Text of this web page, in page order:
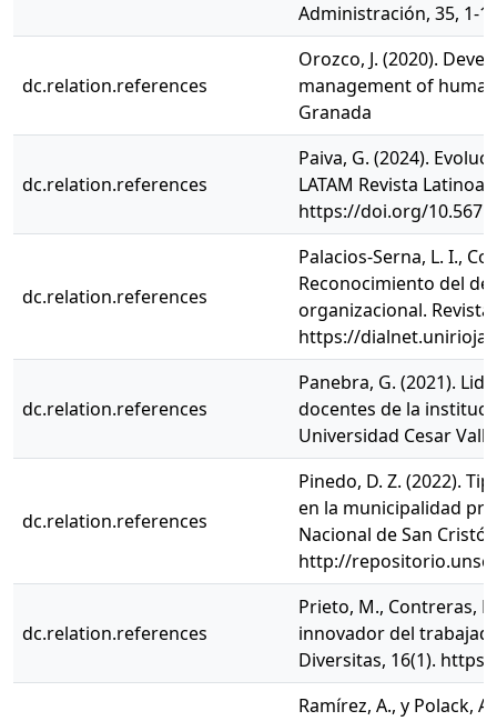
Administración, 35, 1-
dc.relation.references
Orozco, J. (2020).
management of
Granada
dc.relation.references
Paiva, G. (2024).
LATAM Revista
https://doi.org/
dc.relation.references
Palacios-Serna, L. I.,
Reconocimiento del
organizacional. Revista
https://
dc.relation.references
Panebra, G. (2021).
docentes de la
Universidad Cesar
dc.relation.references
Pinedo, D. Z. (2022).
en la municipalidad
Nacional de San
http://
dc.relation.references
Prieto, M., Contreras,
innovador del
Diversitas, 16(1).
Ramírez, A., y Polack,